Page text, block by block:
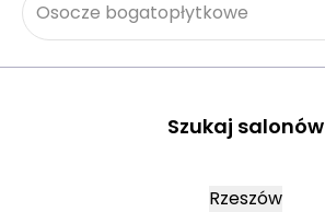
Osocze bogatopłytkowe
Szukaj salonów
Rzeszów